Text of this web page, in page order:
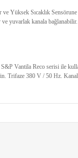
Yüksek Sıcaklık
yuvarlak kanala bağlanabilir.
S&P Vantila Reco serisi ile
Trifaze 380 V / 50 Hz. Kanal